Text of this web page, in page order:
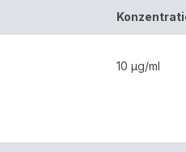
10 µg/ml